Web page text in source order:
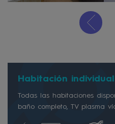
Habitación individual
Todas las habitaciones
baño completo, TV plasma